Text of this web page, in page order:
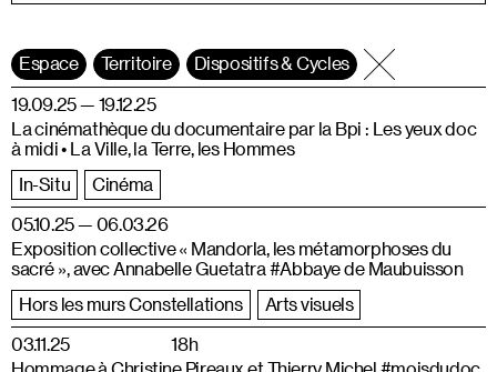
Espace Territoire
Dispositifs & Cycles
19.09.25 — 19.12.25
In-Situ Cinéma
La cinémathèque du documentaire par la Bpi : Les yeux doc
à midi • La Ville, la Terre, les Hommes
05.10.25 — 06.03.26
Hors les murs Constellations Arts visuels
Exposition collective « Mandorla, les métamorphoses du
sacré », avec Annabelle Guetatra #Abbaye de Maubuisson
03.11.25 18h